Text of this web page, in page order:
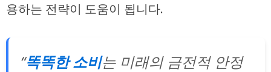
용하는 전략이 도움이 됩니다.
“똑똑한 소비는 미래의 금전적 안정